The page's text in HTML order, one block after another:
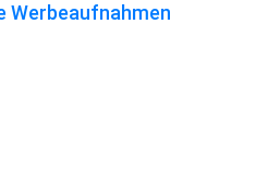
Werbeaufnahmen